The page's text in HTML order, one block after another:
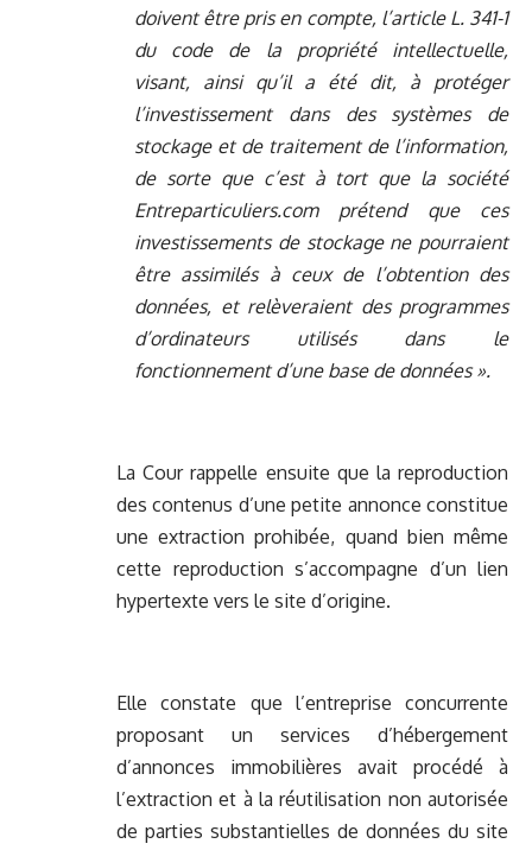
doivent être pris en compte, l’article L. 341-1
du code de la propriété intellectuelle,
visant, ainsi qu’il a été dit, à protéger
l’investissement dans des systèmes de
stockage et de traitement de l’information,
de sorte que c’est à tort que la société
Entreparticuliers.com prétend que ces
investissements de stockage ne pourraient
être assimilés à ceux de l’obtention des
données, et relèveraient des programmes
d’ordinateurs utilisés dans le
fonctionnement d’une base de données ».
La Cour rappelle ensuite que la reproduction
des contenus d’une petite annonce constitue
une extraction prohibée, quand bien même
cette reproduction s’accompagne d’un lien
hypertexte vers le site d’origine.
Elle constate que l’entreprise concurrente
proposant un services d’hébergement
d’annonces immobilières avait procédé à
l’extraction et à la réutilisation non autorisée
de parties substantielles de données du site